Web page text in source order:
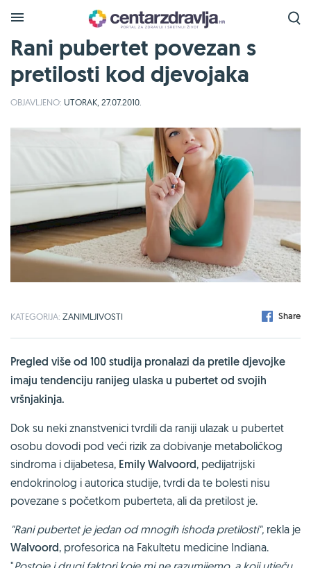
Rani pubertet povezan s
pretilosti kod djevojaka
OBJAVLJENO: UTORAK, 27.07.2010.
KATEGORIJA: ZANIMLJIVOSTI Share
Pregled više od 100 studija pronalazi da pretile djevojke
imaju tendenciju ranijeg ulaska u pubertet od svojih
vršnjakinja.
Dok su neki znanstvenici tvrdili da raniji ulazak u pubertet
osobu dovodi pod veći rizik za dobivanje metaboličkog
sindroma i dijabetesa, Emily Walvoord, pedijatrijski
endokrinolog i autorica studije, tvrdi da te bolesti nisu
povezane s početkom puberteta, ali da pretilost je.
"Rani pubertet je jedan od mnogih ishoda pretilosti", rekla je
Walvoord, profesorica na Fakultetu medicine Indiana.